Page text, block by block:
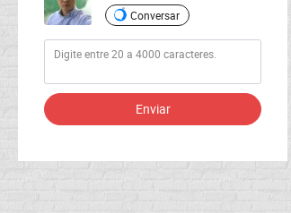
Conversar
Enviar